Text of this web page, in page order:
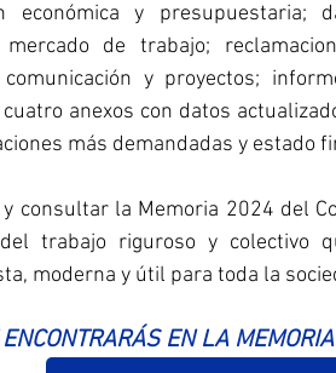
económica y presupuestaria;
de trabajo;
y proyectos;
anexos con datos
más demandadas y estado
consultar la Memoria 2024 del
trabajo riguroso y colectivo
moderna y útil para toda la
EN LA